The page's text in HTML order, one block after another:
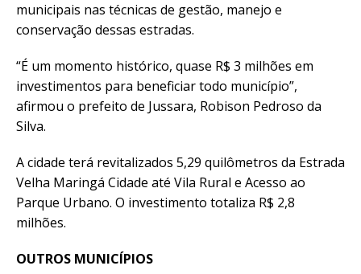
municipais nas técnicas de gestão, manejo e
conservação dessas estradas.
“É um momento histórico, quase R$ 3 milhões em
investimentos para beneficiar todo município”,
afirmou o prefeito de Jussara, Robison Pedroso da
Silva.
A cidade terá revitalizados 5,29 quilômetros da Estrada
Velha Maringá Cidade até Vila Rural e Acesso ao
Parque Urbano. O investimento totaliza R$ 2,8
milhões.
OUTROS MUNICÍPIOS